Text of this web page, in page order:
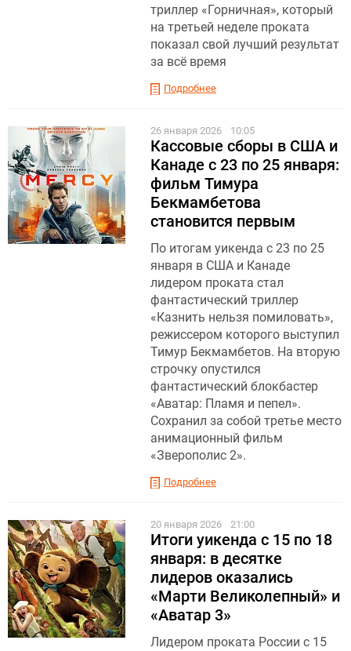
триллер «Горничная», который
на третьей неделе проката
показал свой лучший результат
за всё время
Подробнее
26 января 2026 10:05
Кассовые сборы в США и
Канаде с 23 по 25 января:
фильм Тимура
Бекмамбетова
становится первым
По итогам уикенда с 23 по 25
января в США и Канаде
лидером проката стал
фантастический триллер
«Казнить нельзя помиловать»,
режиссером которого выступил
Тимур Бекмамбетов. На вторую
строчку опустился
фантастический блокбастер
«Аватар: Пламя и пепел».
Сохранил за собой третье место
анимационный фильм
«Зверополис 2».
Подробнее
20 января 2026 21:00
Итоги уикенда с 15 по 18
января: в десятке
лидеров оказались
«Марти Великолепный» и
«Аватар 3»
Лидером проката России с 15